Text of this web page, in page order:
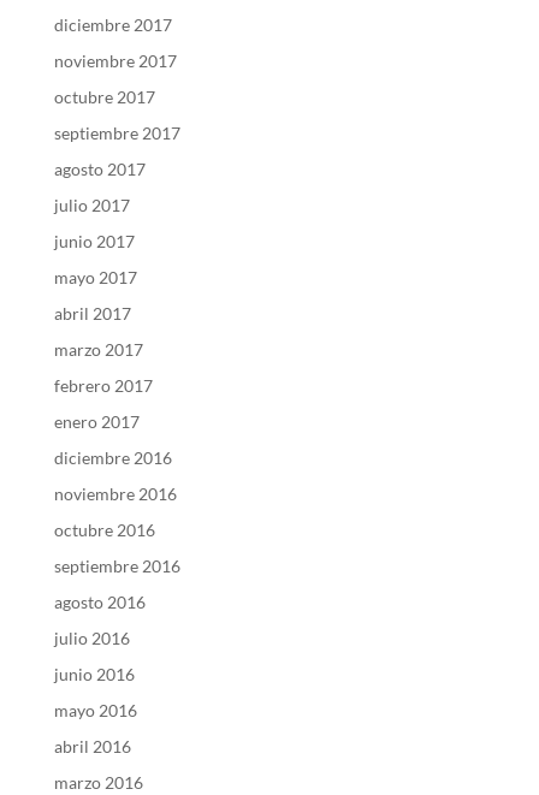
diciembre 2017
noviembre 2017
octubre 2017
septiembre 2017
agosto 2017
julio 2017
junio 2017
mayo 2017
abril 2017
marzo 2017
febrero 2017
enero 2017
diciembre 2016
noviembre 2016
octubre 2016
septiembre 2016
agosto 2016
julio 2016
junio 2016
mayo 2016
abril 2016
marzo 2016